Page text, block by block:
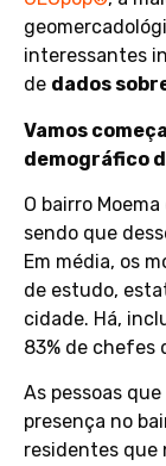
interessantes
de dados
Vamos
demográfico
O bairro
sendo que
Em média, os
de estudo,
cidade. Há,
83% de chefes
As pessoas
presença no
residentes que